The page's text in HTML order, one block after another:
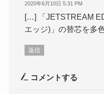
2020年6月10日 5:31 PM
[…] 「JETSTREAM
エッジ)」の替芯を多
返信
コメントする